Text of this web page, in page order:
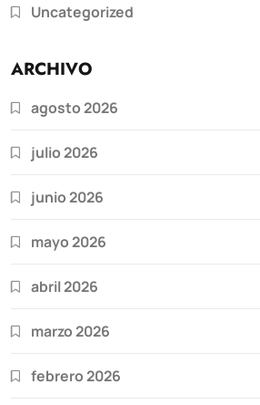
Uncategorized
ARCHIVO
agosto 2026
julio 2026
junio 2026
mayo 2026
abril 2026
marzo 2026
febrero 2026